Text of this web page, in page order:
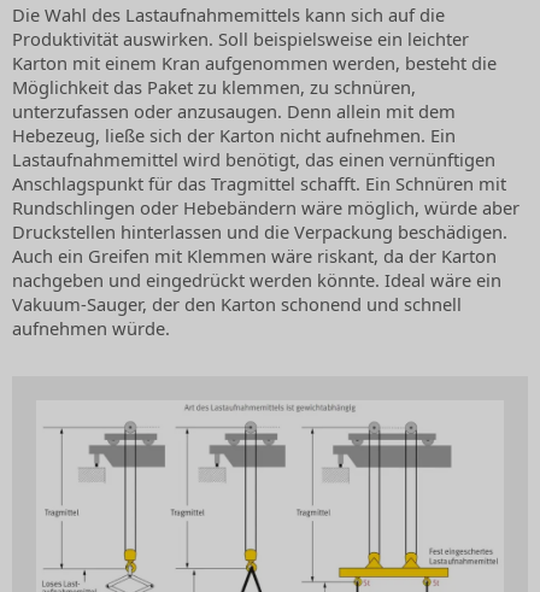
Die Wahl des Lastaufnahmemittels kann sich auf die
Produktivität auswirken. Soll beispielsweise ein leichter
Karton mit einem Kran aufgenommen werden, besteht die
Möglichkeit das Paket zu klemmen, zu schnüren,
unterzufassen oder anzusaugen. Denn allein mit dem
Hebezeug, ließe sich der Karton nicht aufnehmen. Ein
Lastaufnahmemittel wird benötigt, das einen vernünftigen
Anschlagspunkt für das Tragmittel schafft. Ein Schnüren mit
Rundschlingen oder Hebebändern wäre möglich, würde aber
Druckstellen hinterlassen und die Verpackung beschädigen.
Auch ein Greifen mit Klemmen wäre riskant, da der Karton
nachgeben und eingedrückt werden könnte. Ideal wäre ein
Vakuum-Sauger, der den Karton schonend und schnell
aufnehmen würde.